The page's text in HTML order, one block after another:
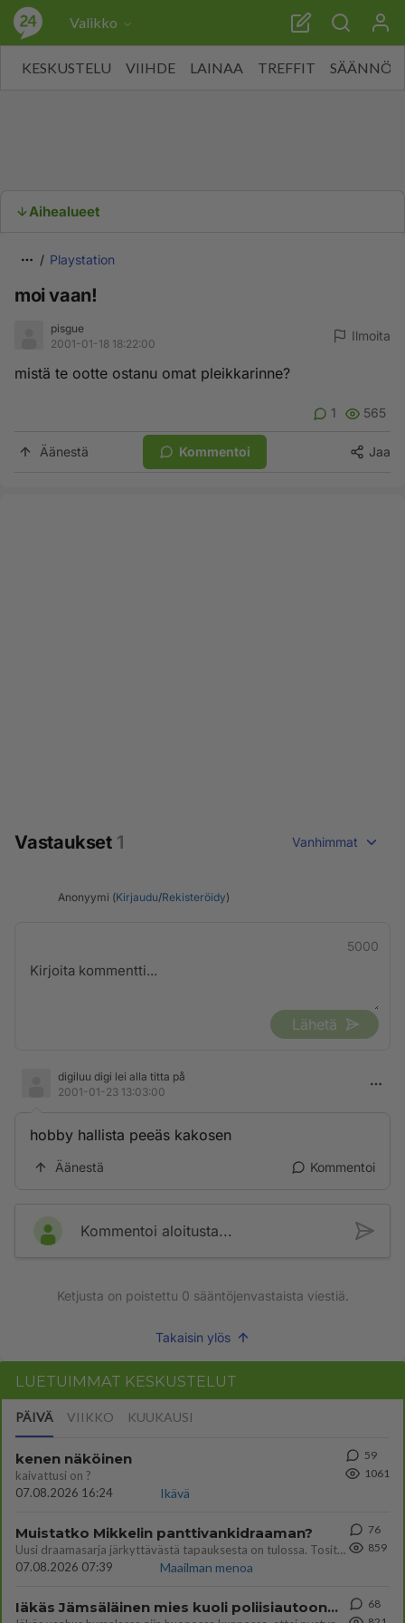
Valikko
KESKUSTELU VIIHDE LAINAA TREFFIT SÄÄNNÖT
Aihealueet
Playstation
moi vaan!
pisgue
2001-01-18 18:22:00
Ilmoita
mistä te ootte ostanu omat pleikkarinne?
1 565
Äänestä Kommentoi Jaa
Vastaukset 1 Vanhimmat
Anonyymi (Kirjaudu/Rekisteröidy)
5000
Lähetä
digiluu digi lei alla titta på
2001-01-23 13:03:00
hobby hallista peeäs kakosen
Äänestä Kommentoi
Kommentoi aloitusta...
Ketjusta on poistettu 0 sääntöjenvastaista viestiä.
Takaisin ylös
LUETUIMMAT KESKUSTELUT
PÄIVÄ VIIKKO KUUKAUSI
kenen näköinen
kaivattusi on ?
07.08.2026 16:24
Ikävä
59
1061
Muistatko Mikkelin panttivankidraaman?
Uusi draamasarja järkyttävästä tapauksesta on tulossa. Tositapahtumiin perustuva sarja ammentaa vuoden 1986 Mikkelin pan
07.08.2026 07:39
Maailman menoa
76
859
Iäkäs Jämsäläinen mies kuoli poliisiautoon matkalla Jyväskylän putkaan
68